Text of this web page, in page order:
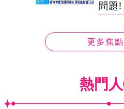
問題!
更多焦
熱門